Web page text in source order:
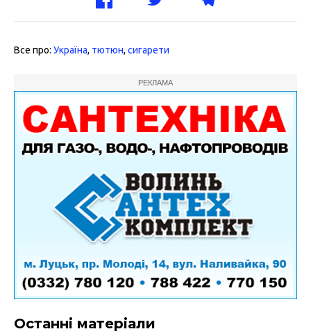
Все про: Україна, тютюн, сигарети
РЕКЛАМА
Останні матеріали